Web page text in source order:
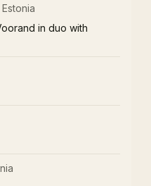
in duo with